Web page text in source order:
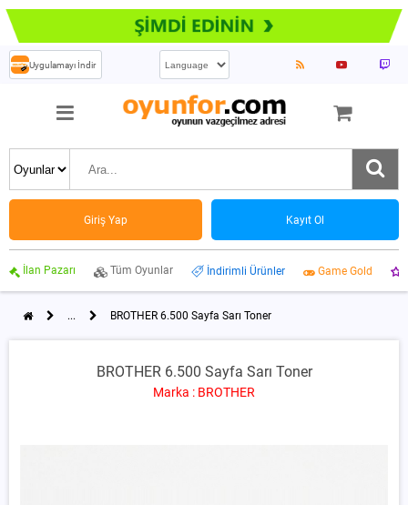
Uygulamayı İndir
Giriş Yap Kayıt Ol
İlan Pazarı Tüm Oyunlar İndirimli Ürünler Game Gold
... BROTHER 6.500 Sayfa Sarı Toner
BROTHER 6.500 Sayfa Sarı Toner
Marka : BROTHER